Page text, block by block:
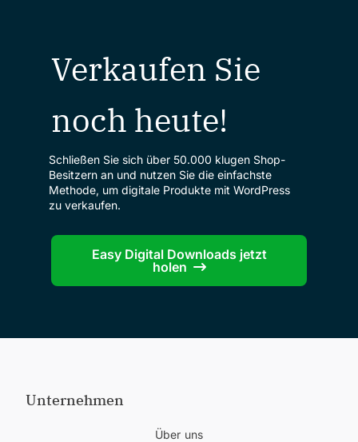
Verkaufen Sie
noch heute!
Schließen Sie sich über 50.000 klugen Shop-
Besitzern an und nutzen Sie die einfachste
Methode, um digitale Produkte mit WordPress
zu verkaufen.
Easy Digital Downloads jetzt
holen
Unternehmen
Über uns